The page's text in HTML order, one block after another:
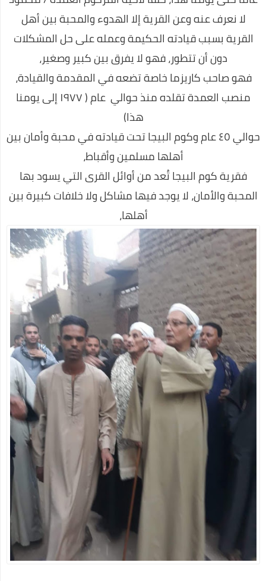
عـــــــــاجل:مفاجئة من العيار الثقيل..مصادر استخباراتية تكشف عن
أسرار انسحاب العواضي من ردمان.."لن تصدق..؟
اعرف أكثر عن أكواد معرفة رصيد اتصالات 2020
احسن ألعاب الفيديو في العالم
عروض رمضان 🌙 أحلى فى البيت متوافرة فى كل فروع كارفور
تعلم اللغة الإنجليزية بسهولة في 10 ايام
برنامج تنزيل الفيديو من الفيسبوك
كوبون خصم نسناس .. اقتني أفضل الملابس المنزلية عن طريق
اللغة العربية كما لا تعرفها من قبل
افضل روتين لنضارة وتفتيح البشرة خلال اسبوع واحد فقط
أفضل تطبيقات الهواتف الذكية التي لا يمكن الاستغناء عنها 2020
كيف تنشئ موقع تربح منه في 7 خطوات شرح خطوة بخطوة
كريم جاراميسين لعلاج البكتيريا
فيرس كورونا السلطات الصحية الصينية تؤكد على المريض صفر قد
مارس الجنس مع خفاش
رسميًا.. إلغاء امتحانات الشهادة الإعدادية
التعليم: امتحان الثانوية العامة فيما درسه الطالب حتى منهج
منتصف مارس
رئيس الوزراء يتفقد عددا من الأكمنة للتأكد من تطبيق قرارات حظر
وزير الإعلام: سنصدر قرارات عنيفة إذا زادت الإصابات بفيروس كورونا
أحمد مرتضى منصور يعلن انتهاء حريق مقر الزمالك
كيفية السفر للعلاج بالخارج على نفقة الدولة الجديد
لا نعرف عنه وعن القرية إلا الهدوء والمحبة بين أهل
القرية بسبب قيادته الحكيمة وعمله على حل المشكلات
دون أن تتطور، فهو لا يفرق بين كبير وصغير،
فهو صاحب كاريزما خاصة تضعه في المقدمة والقيادة،
منصب العمدة تقلده منذ حوالي عام ( ١٩٧٧ إلى يومنا
هذا)
حوالي ٤٥ عام وكوم البيجا تحت قيادته في محبة وأمان بين
أهلها مسلمين وأقباط،
فقرية كوم البيجا تُعد من أوائل القرى التي يسود بها
المحبة والأمان، لا يوجد فيها مشاكل ولا خلافات كبيرة بين
أهلها،